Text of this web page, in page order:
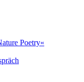
Poetry«